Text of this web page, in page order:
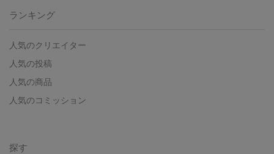
ランキング
人気のクリエイター
人気の投稿
人気の商品
人気のコミッション
探す